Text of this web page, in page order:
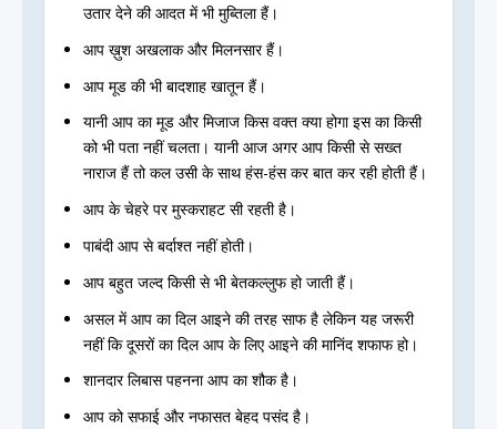
उतार देने की आदत में भी मुब्तिला हैं।
आप ख़ुश अखलाक और मिलनसार हैं।
आप मूड की भी बादशाह खातून हैं।
यानी आप का मूड और मिजाज किस वक्त क्या होगा इस का किसी
को भी पता नहीं चलता। यानी आज अगर आप किसी से सख्त
नाराज हैं तो कल उसी के साथ हंस-हंस कर बात कर रही होती हैं।
आप के चेहरे पर मुस्कराहट सी रहती है।
पाबंदी आप से बर्दाश्त नहीं होती।
आप बहुत जल्द किसी से भी बेतकल्लुफ हो जाती हैं।
असल में आप का दिल आइने की तरह साफ है लेकिन यह जरूरी
नहीं कि दूसरों का दिल आप के लिए आइने की मानिंद शफाफ हो।
शानदार लिबास पहनना आप का शौक है।
आप को सफाई और नफासत बेहद पसंद है।